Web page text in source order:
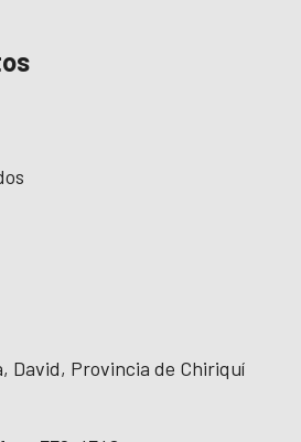
David, Provincia de Chiriquí